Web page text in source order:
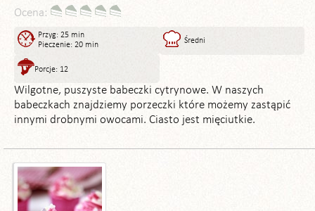
Ocena:
Przyg: 25 min
Pieczenie: 20 min
Średni
Porcje: 12
Wilgotne, puszyste babeczki cytrynowe. W naszych
babeczkach znajdziemy porzeczki które możemy zastąpić
innymi drobnymi owocami. Ciasto jest mięciutkie.